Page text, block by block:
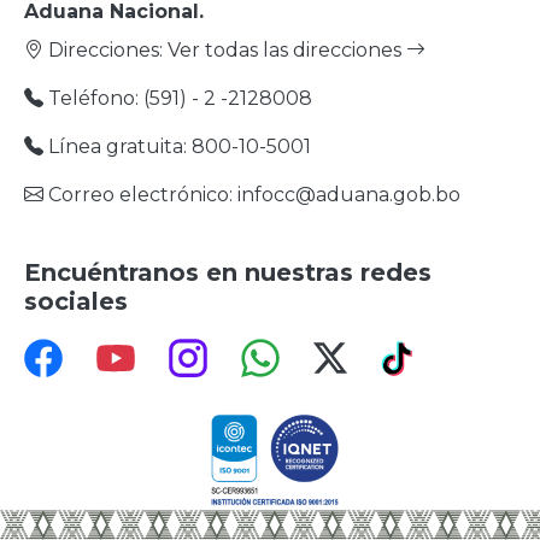
Aduana Nacional.
Direcciones: Ver todas las direcciones
Teléfono: (591) - 2 -2128008
Línea gratuita: 800-10-5001
Correo electrónico: infocc@aduana.gob.bo
Encuéntranos en nuestras redes
sociales